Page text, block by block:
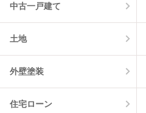
中古一戸建て
土地
外壁塗装
住宅ローン